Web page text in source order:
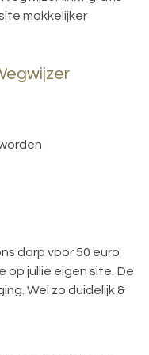
makkelijker
dorp voor 50 euro
op jullie eigen site. De
Wel zo duidelijk &